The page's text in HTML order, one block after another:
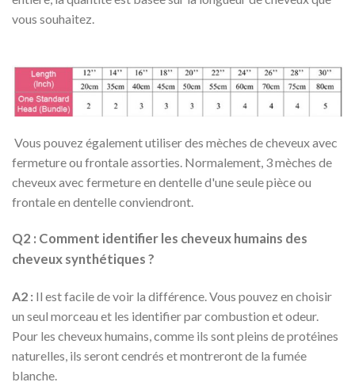
vous souhaitez.
Vous pouvez également utiliser des mèches de cheveux avec
fermeture ou frontale assorties. Normalement, 3 mèches de
cheveux avec fermeture en dentelle d'une seule pièce ou
frontale en dentelle conviendront.
Q2 : Comment identifier les cheveux humains des
cheveux synthétiques ?
A2 : Il est facile de voir la différence. Vous pouvez en choisir
un seul morceau et les identifier par combustion et odeur.
Pour les cheveux humains, comme ils sont pleins de protéines
naturelles, ils seront cendrés et montreront de la fumée
blanche.